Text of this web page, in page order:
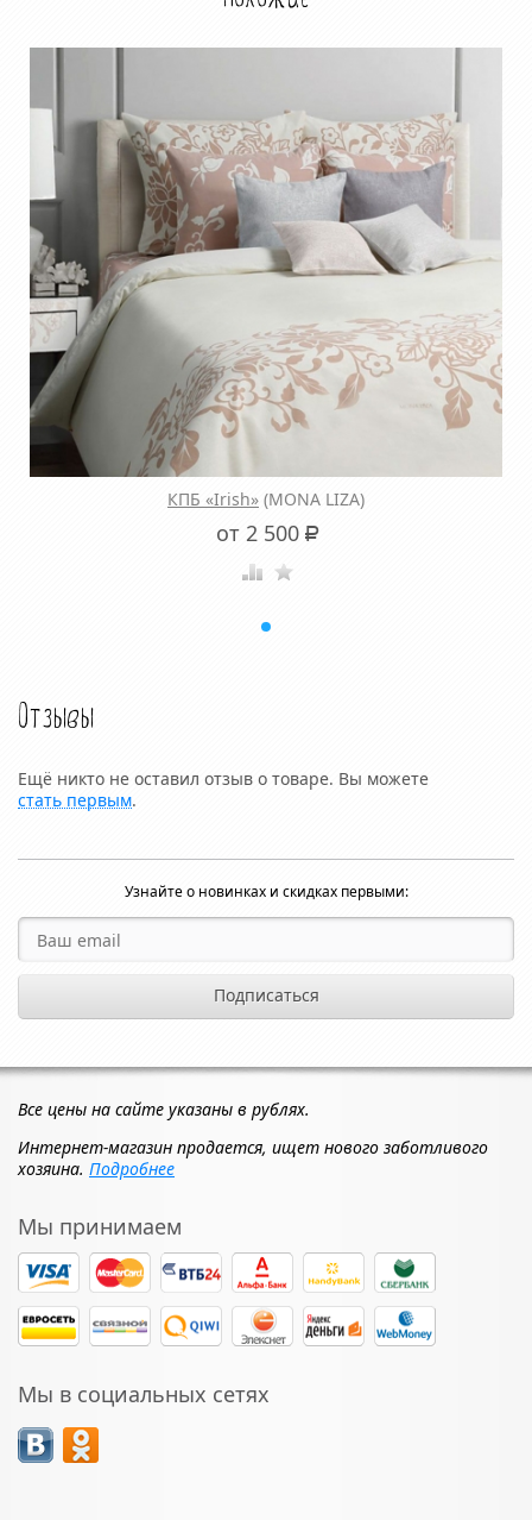
КПБ «Irish» (MONA LIZA)
от 2 500 Р
Отзывы
Ещё никто не оставил отзыв о товаре. Вы можете
стать первым.
Узнайте о новинках и скидках первыми:
Все цены на сайте указаны в рублях.
Интернет-магазин продается, ищет нового заботливого
хозяина. Подробнее
Мы принимаем
Мы в социальных сетях